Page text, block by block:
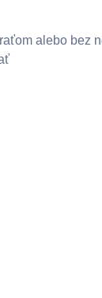
alebo bez